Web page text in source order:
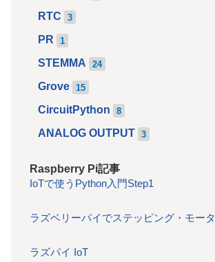
RTC 3
PR 1
STEMMA 24
Grove 15
CircuitPython 8
ANALOG OUTPUT 3
Raspberry Pi記事
IoTで使うPython入門Step1
ラズベリーパイでステッピング・モータ
ラズパイ IoT